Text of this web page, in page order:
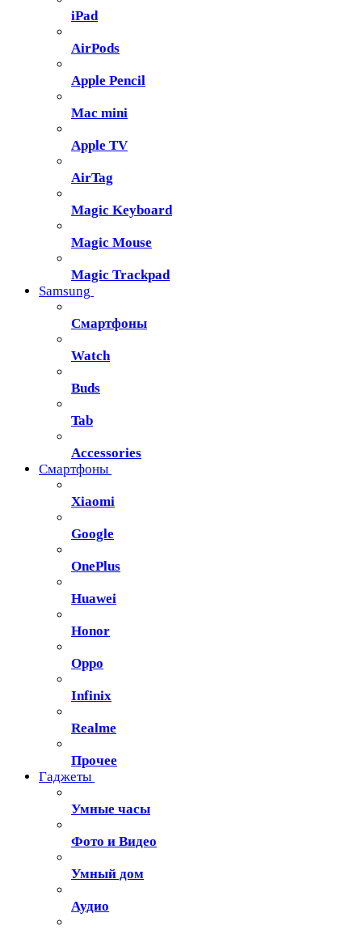
iPad
AirPods
Apple Pencil
Mac mini
Apple TV
AirTag
Magic Keyboard
Magic Mouse
Magic Trackpad
Samsung
Смартфоны
Watch
Buds
Tab
Accessories
Смартфоны
Xiaomi
Google
OnePlus
Huawei
Honor
Oppo
Infinix
Realme
Прочее
Гаджеты
Умные часы
Фото и Видео
Умный дом
Аудио